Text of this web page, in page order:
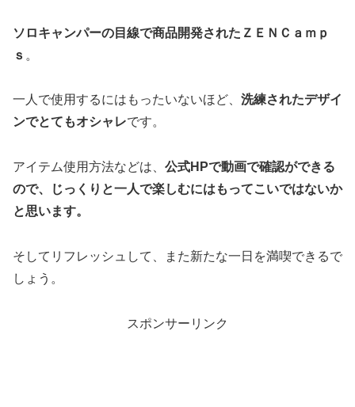
ソロキャンパーの目線で商品開発されたＺＥＮＣａｍｐ
ｓ 。
一人で使用するにはもったいないほど、 洗練されたデザイ
ンでとてもオシャレです。
アイテム使用方法などは、 公式HPで動画で確認ができる
ので、じっくりと一人で楽しむにはもってこいではないか
と思います。
そしてリフレッシュして、また新たな一日を満喫できるで
しょう。
スポンサーリンク